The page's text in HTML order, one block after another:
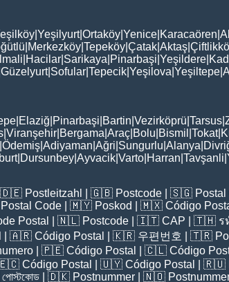
Yeşilyurt|Ortaköy Yenice Karacaören
Merkezköy Tepeköy Çatak Aktaş
Hacilar Sarikaya Pinarbaşi Yeşildere
Güzelyurt| Sofular Tepecik Yeşilova Yeşiltepe
Elaziğ Pinarbaşi Bartin Vezirköprü Tarsus
Viranşehir Bergama Araç Bolu Bismil Tokat|
Ödemiş Adiyaman Ağri Sungurlu Alanya
| Dursunbey Ayvacik Varto Harran Tavşanli
🇩🇪 Postleitzahl | 🇬🇧 Postcode | 🇸🇬
Postal Code | 🇲🇾 Poskod | 🇲🇽 Código
Postal | 🇳🇱 Postcode | 🇮🇹 CAP | 🇹🇭 ร
| 🇦🇷 Código Postal | 🇰🇷 우편번호 | 🇹🇷
| 🇵🇪 Código Postal | 🇨🇱 Código
🇪🇨 Código Postal | 🇺🇾 Código Postal | 🇷🇺
পোস্টকোড | 🇩🇰 Postnummer | 🇳🇴